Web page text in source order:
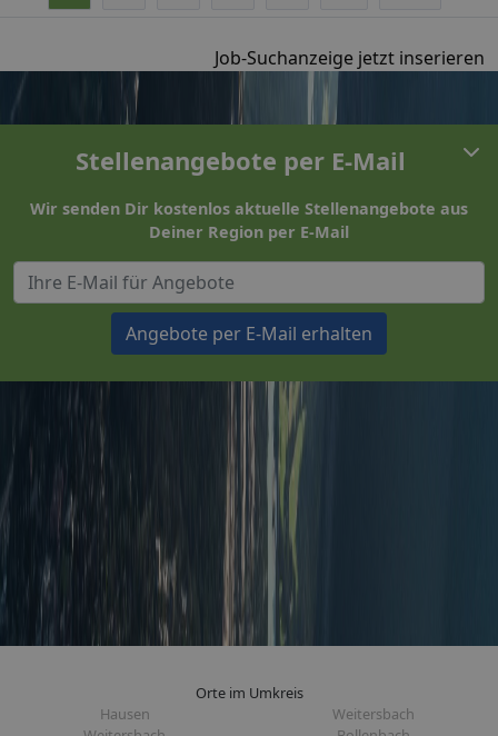
Job-Suchanzeige jetzt inserieren
Stellenangebote per E-Mail
Wir senden Dir kostenlos aktuelle Stellenangebote aus
Deiner Region per E-Mail
Angebote per E-Mail erhalten
Orte im Umkreis
Hausen
Weitersbach